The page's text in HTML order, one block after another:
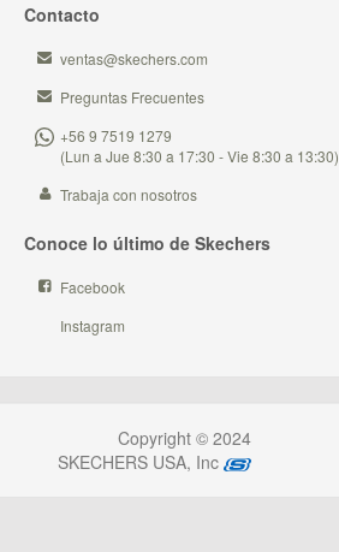
Contacto
ventas@skechers.com
Preguntas Frecuentes
+56 9 7519 1279
(Lun a Jue 8:30 a 17:30 - Vie 8:30 a 13:30)
Trabaja con nosotros
Conoce lo último de Skechers
Facebook
Instagram
Copyright © 2024
SKECHERS USA, Inc